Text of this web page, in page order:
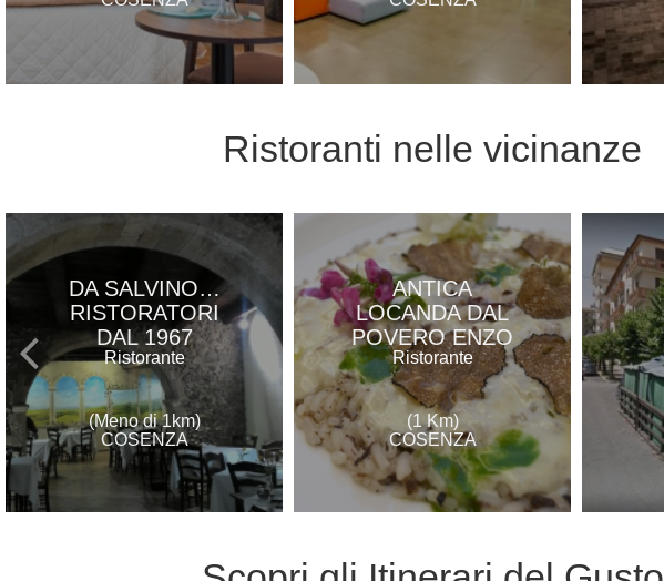
Ristoranti nelle vicinanze
DA SALVINO…
RISTORATORI
DAL 1967
Ristorante
(Meno di 1km)
COSENZA
ANTICA
LOCANDA DAL
POVERO ENZO
Ristorante
(1 Km)
COSENZA